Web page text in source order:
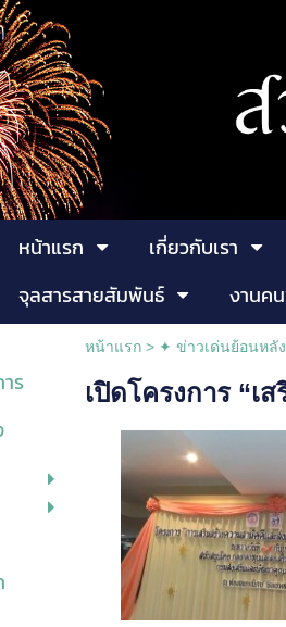
หน้าแรก เกี่ยวกับเรา
จุลสารสายสัมพันธ์
งานค
ร
หน้าแรก> ✦ ข่าวเด่นย้อนหลัง
เปิดโครงการ “